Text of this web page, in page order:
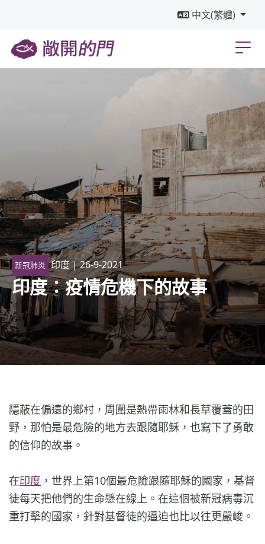
中文(繁體)
新冠肺炎 印度| 26-9-2021
印度：疫情危機下的故事
隱蔽在偏遠的鄉村，周圍是熱帶雨林和長草覆蓋的田
野，那怕是最危險的地方去跟隨耶穌，也寫下了勇敢
的信仰的故事。
在印度 ，世界上第10個最危險跟隨耶穌的國家，基督
徒每天把他們的生命懸在線上。在這個被新冠病毒沉
重打擊的國家，針對基督徒的逼迫也比以往更嚴峻。